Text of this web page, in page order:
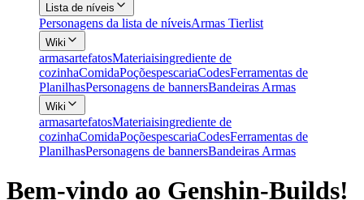
Lista de níveis
Personagens da lista de níveisArmas Tierlist
Wiki
armasartefatosMateriaisingrediente de
cozinhaComidaPoçõespescariaCodesFerramentas de
PlanilhasPersonagens de bannersBandeiras Armas
Wiki
armasartefatosMateriaisingrediente de
cozinhaComidaPoçõespescariaCodesFerramentas de
PlanilhasPersonagens de bannersBandeiras Armas
Bem-vindo ao Genshin-Builds!